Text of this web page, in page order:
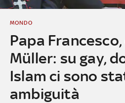
Papa
Müller: su gay,
Islam ci sono
ambiguità
MONDO